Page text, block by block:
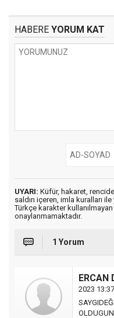
HABERE YORUM KAT
UYARI: Küfür, hakaret,
saldırı içeren, imla kuralları ile
Türkçe karakter
onaylanmamaktadır.
1 Yorum
ERCAN
2023 13:37